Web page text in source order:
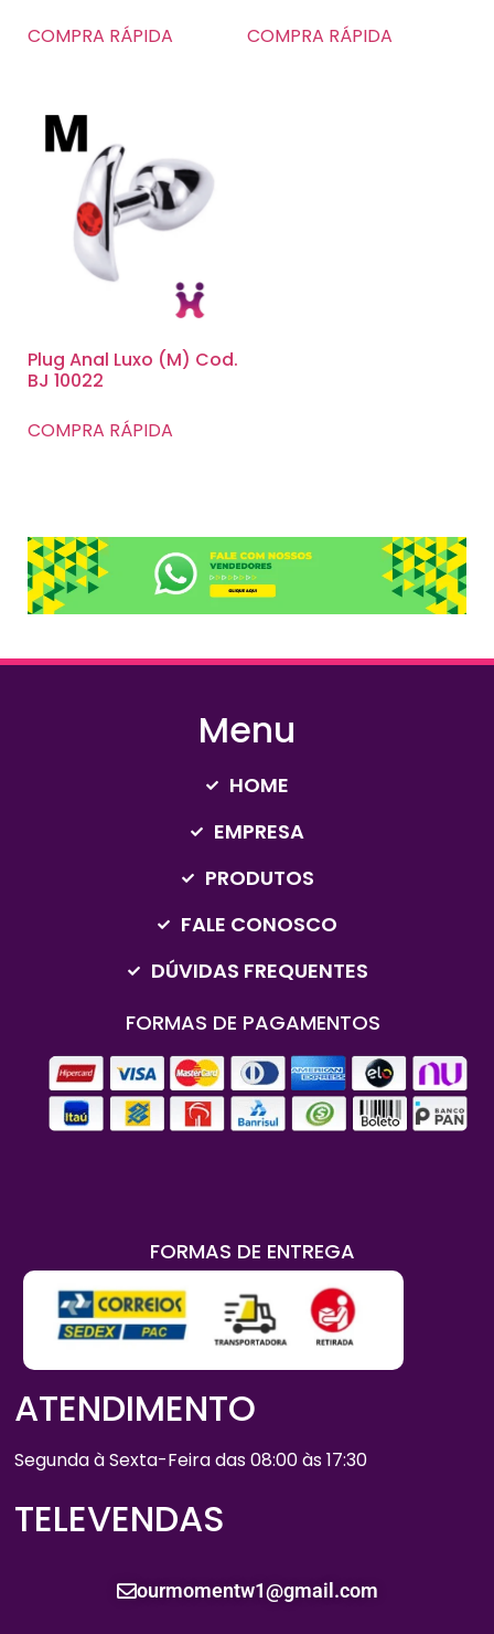
COMPRA RÁPIDA
COMPRA RÁPIDA
Plug Anal Luxo (M) Cod.
BJ 10022
COMPRA RÁPIDA
Menu
HOME
EMPRESA
PRODUTOS
FALE CONOSCO
DÚVIDAS FREQUENTES
FORMAS DE PAGAMENTOS
FORMAS DE ENTREGA
ATENDIMENTO
Segunda à Sexta-Feira das 08:00 às 17:30
TELEVENDAS
ourmomentw1@gmail.com